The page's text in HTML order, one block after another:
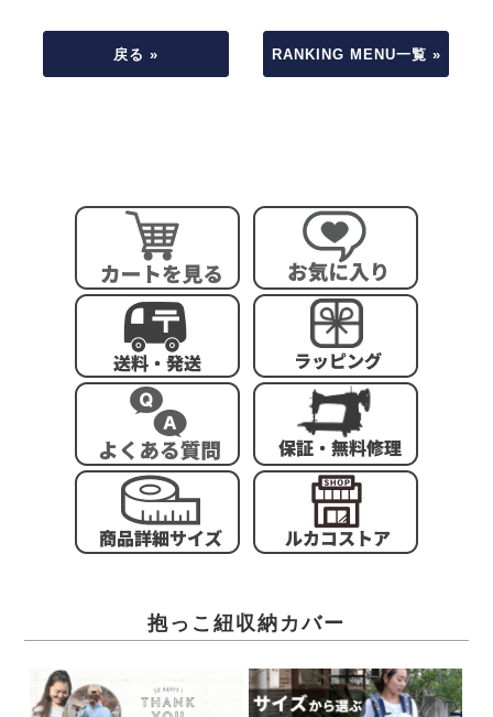
戻る » RANKING MENU一覧 »
抱っこ紐収納カバー